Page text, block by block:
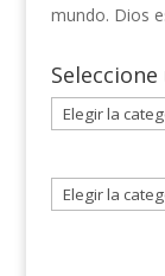
mundo. Dios
Seleccione
un